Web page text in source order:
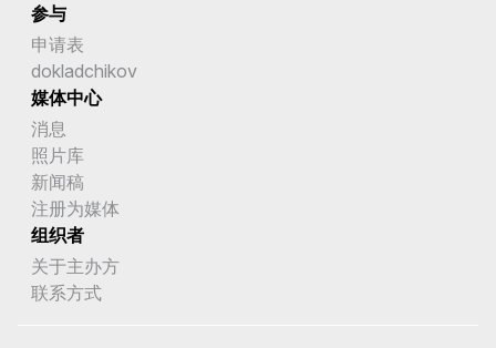
参与
申请表
dokladchikov
媒体中心
消息
照片库
新闻稿
注册为媒体
组织者
关于主办方
联系方式